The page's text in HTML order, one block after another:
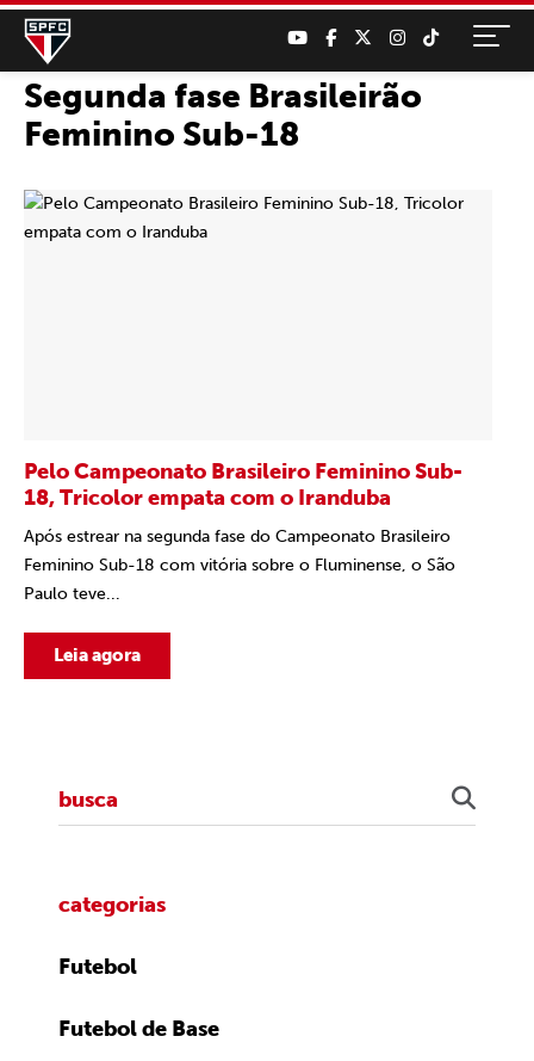
Segunda fase Brasileirão
Feminino Sub-18
Pelo Campeonato Brasileiro Feminino Sub-
18, Tricolor empata com o Iranduba
Após estrear na segunda fase do Campeonato Brasileiro
Feminino Sub-18 com vitória sobre o Fluminense, o São
Paulo teve...
Leia agora
categorias
Futebol
Futebol de Base